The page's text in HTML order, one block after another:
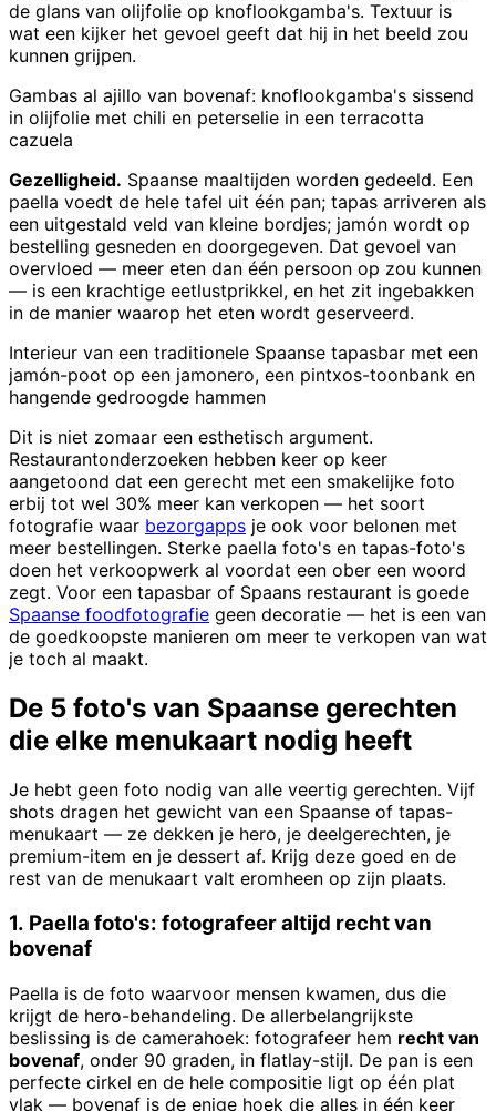
de glans van olijfolie op knoflookgamba's. Textuur is
wat een kijker het gevoel geeft dat hij in het beeld zou
kunnen grijpen.
Gambas al ajillo van bovenaf: knoflookgamba's sissend
in olijfolie met chili en peterselie in een terracotta
cazuela
Gezelligheid. Spaanse maaltijden worden gedeeld. Een
paella voedt de hele tafel uit één pan; tapas arriveren als
een uitgestald veld van kleine bordjes; jamón wordt op
bestelling gesneden en doorgegeven. Dat gevoel van
overvloed — meer eten dan één persoon op zou kunnen
— is een krachtige eetlustprikkel, en het zit ingebakken
in de manier waarop het eten wordt geserveerd.
Interieur van een traditionele Spaanse tapasbar met een
jamón-poot op een jamonero, een pintxos-toonbank en
hangende gedroogde hammen
Dit is niet zomaar een esthetisch argument.
Restaurantonderzoeken hebben keer op keer
aangetoond dat een gerecht met een smakelijke foto
erbij tot wel 30% meer kan verkopen — het soort
fotografie waar bezorgapps je ook voor belonen met
meer bestellingen. Sterke paella foto's en tapas-foto's
doen het verkoopwerk al voordat een ober een woord
zegt. Voor een tapasbar of Spaans restaurant is goede
Spaanse foodfotografie geen decoratie — het is een van
de goedkoopste manieren om meer te verkopen van wat
je toch al maakt.
De 5 foto's van Spaanse gerechten
die elke menukaart nodig heeft
Je hebt geen foto nodig van alle veertig gerechten. Vijf
shots dragen het gewicht van een Spaanse of tapas-
menukaart — ze dekken je hero, je deelgerechten, je
premium-item en je dessert af. Krijg deze goed en de
rest van de menukaart valt eromheen op zijn plaats.
1. Paella foto's: fotografeer altijd recht van
bovenaf
Paella is de foto waarvoor mensen kwamen, dus die
krijgt de hero-behandeling. De allerbelangrijkste
beslissing is de camerahoek: fotografeer hem recht van
bovenaf, onder 90 graden, in flatlay-stijl. De pan is een
perfecte cirkel en de hele compositie ligt op één plat
vlak — bovenaf is de enige hoek die alles in één keer